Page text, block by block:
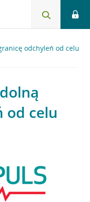
odchyleń od celu
od celu